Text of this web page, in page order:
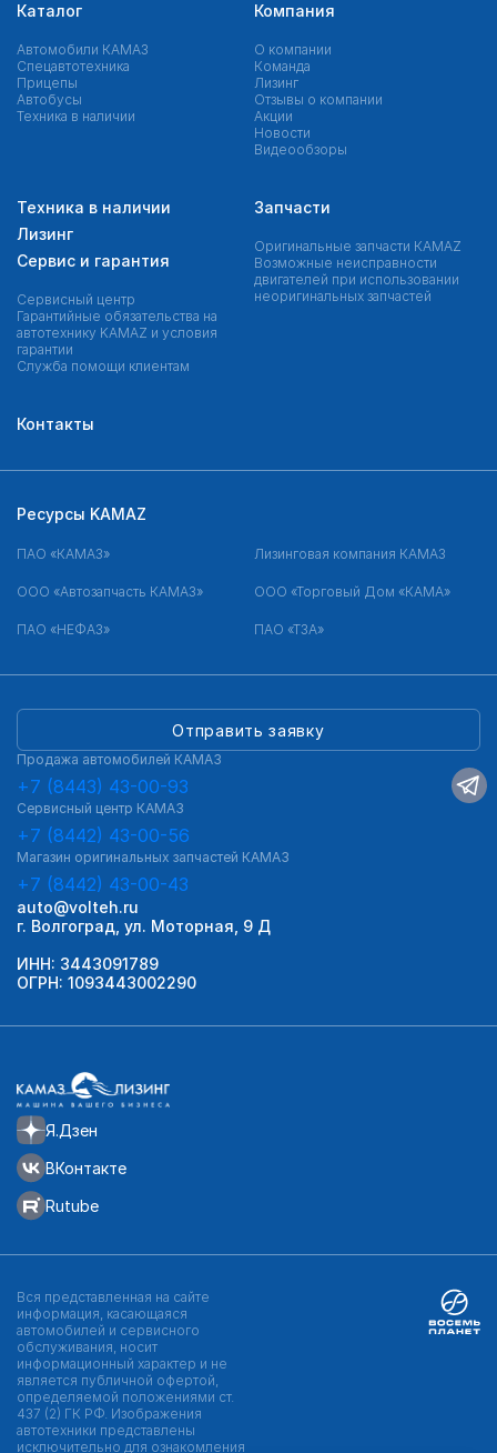
Каталог
Автомобили КАМАЗ
Спецавтотехника
Прицепы
Автобусы
Техника в наличии
Компания
О компании
Команда
Лизинг
Отзывы о компании
Акции
Новости
Видеообзоры
Техника в наличии
Лизинг
Сервис и гарантия
Сервисный центр
Гарантийные обязательства на
автотехнику KAMAZ и условия
гарантии
Служба помощи клиентам
Запчасти
Оригинальные запчасти КAMAZ
Возможные неисправности
двигателей при использовании
неоригинальных запчастей
Контакты
Я.Дзен
ВКонтакте
Rutube
Отправить заявку
Продажа автомобилей КАМАЗ
+7 (8443) 43-00-93
Сервисный центр КАМАЗ
+7 (8442) 43-00-56
Магазин оригинальных запчастей КАМАЗ
+7 (8442) 43-00-43
auto@volteh.ru
г. Волгоград, ул. Моторная, 9 Д
ИНН: 3443091789
ОГРН: 1093443002290
Ресурсы KAMAZ
ПАО «КАМАЗ» Лизинговая компания КАМАЗ
ООО «Автозапчасть КАМАЗ» ООО «Торговый Дом «КАМА»
ПАО «НЕФАЗ» ПАО «ТЗА»
Вся представленная на сайте
информация, касающаяся
автомобилей и сервисного
обслуживания, носит
информационный характер и не
является публичной офертой,
определяемой положениями ст.
437 (2) ГК РФ. Изображения
автотехники представлены
исключительно для ознакомления